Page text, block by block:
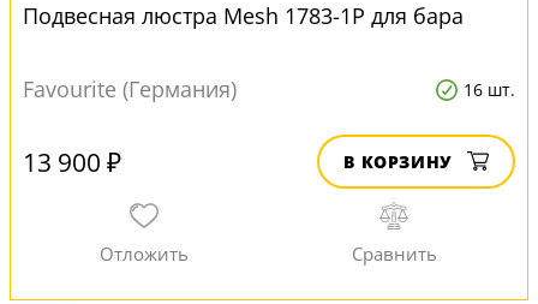
Подвесная люстра Mesh 1783-1P для бара
Favourite (Германия) 16 шт.
13 900 ₽ В КОРЗИНУ